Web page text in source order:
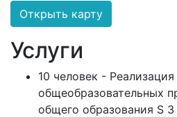
Открыть карту
Услуги
10 человек -
общеобразовательных
общего образования S 3